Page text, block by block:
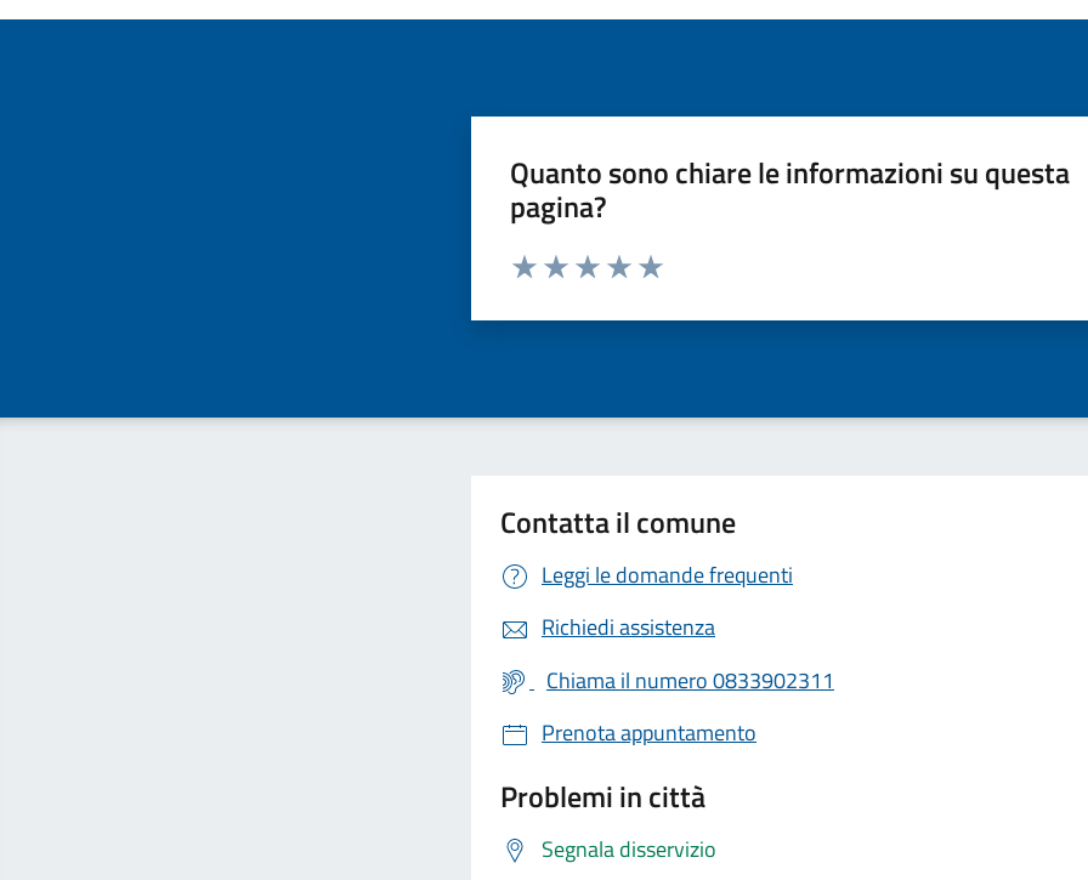
Quanto sono chiare le informazioni su questa
pagina?
Valuta da 1 a 5 stelle la pagina
Contatta il comune
Leggi le domande frequenti
Richiedi assistenza
Chiama il numero 0833902311
Prenota appuntamento
Problemi in città
Segnala disservizio